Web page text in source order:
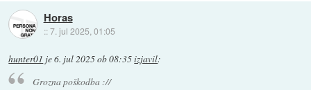
Horas
::7. jul 2025, 01:05
hunter01 je6. jul 2025 ob 08:35izjavil:
Grozna poškodba ://